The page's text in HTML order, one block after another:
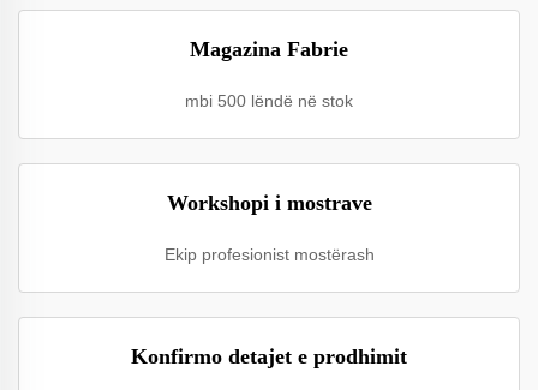
Magazina Fabrie
mbi 500 lëndë në stok
Workshopi i mostrave
Ekip profesionist mostërash
Konfirmo detajet e prodhimit